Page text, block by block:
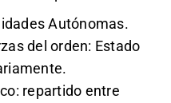
Autónomas.
del orden: Estado
repartido entre